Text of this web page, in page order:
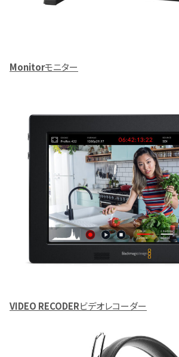
Monitorモニター
VIDEO RECODERビデオレコーダー